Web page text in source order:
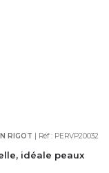
RIGOT | Réf : PERVP20032
idéale peaux